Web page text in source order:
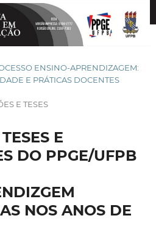
ENSINO-APRENDIZAGEM:
E PRÁTICAS DOCENTES
E TESES
E
DO PPGE/UFPB
NOS ANOS DE